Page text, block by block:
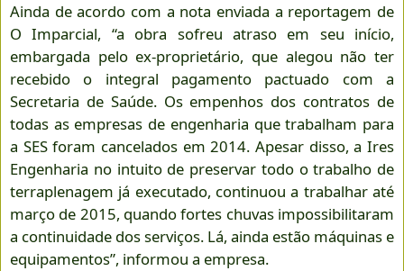
Ainda de acordo com a nota enviada a reportagem de
O Imparcial, “a obra sofreu atraso em seu início,
embargada pelo ex-proprietário, que alegou não ter
recebido o integral pagamento pactuado com a
Secretaria de Saúde. Os empenhos dos contratos de
todas as empresas de engenharia que trabalham para
a SES foram cancelados em 2014. Apesar disso, a Ires
Engenharia no intuito de preservar todo o trabalho de
terraplenagem já executado, continuou a trabalhar até
março de 2015, quando fortes chuvas impossibilitaram
a continuidade dos serviços. Lá, ainda estão máquinas e
equipamentos”, informou a empresa.